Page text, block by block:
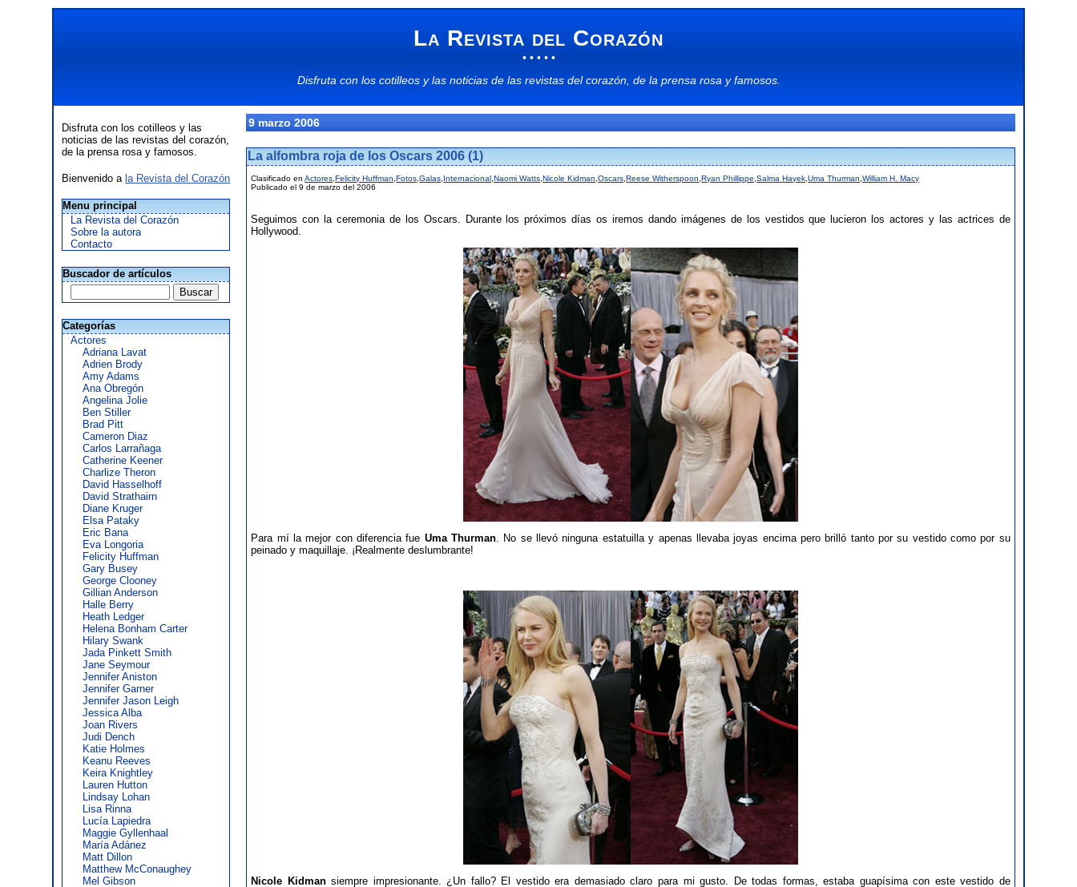
La Revista del Corazón
• • • • •
Disfruta con los cotilleosy las noticiasde las revistas del corazón, de la prensa rosa yfamosos.
Disfruta con los cotilleos y las
noticias de las revistas del corazón,
de la prensa rosa y famosos.
Bienvenido a la Revista del Corazón
Menu principal
La Revista del Corazón
Sobre la autora
Contacto
Buscador de artículos
Categorías
Actores
Adriana Lavat
Adrien Brody
Amy Adams
Ana Obregón
Angelina Jolie
Ben Stiller
Brad Pitt
Cameron Diaz
Carlos Larrañaga
Catherine Keener
Charlize Theron
David Hasselhoff
David Strathairn
Diane Kruger
Elsa Pataky
Eric Bana
Eva Longoria
Felicity Huffman
Gary Busey
George Clooney
Gillian Anderson
Halle Berry
Heath Ledger
Helena Bonham Carter
Hilary Swank
Jada Pinkett Smith
Jane Seymour
Jennifer Aniston
Jennifer Garner
Jennifer Jason Leigh
Jessica Alba
Joan Rivers
Judi Dench
Katie Holmes
Keanu Reeves
Keira Knightley
Lauren Hutton
Lindsay Lohan
Lisa Rinna
Lucía Lapiedra
Maggie Gyllenhaal
María Adánez
Matt Dillon
Matthew McConaughey
Mel Gibson
9 marzo 2006
La alfombra roja de los Oscars 2006 (1)
Clasificado enActores ,Felicity Huffman ,Fotos ,Galas Internacional ,Naomi Watts ,Nicole Kidman ,Oscars ,Reese Witherspoon ,Ryan Phillippe ,Salma Hayek ,Uma Thurman ,William H. Macy
Publicado el 9 de marzo del 2006
Seguimos con la ceremonia de los Oscars. Durante los próximos días os iremos dando imágenes de los vestidos que lucieron los actores y las actrices de
Hollywood.
Para mí la mejor con diferencia fue Uma Thurman. No se llevó ninguna estatuilla y apenas llevaba joyas encima pero brilló tanto por su vestido como por su
peinado y maquillaje. ¡Realmente deslumbrante!
Nicole Kidmansiempre impresionante. ¿Un fallo? El vestido era demasiado claro para mi gusto. De todas formas, estaba guapísima con este vestido de